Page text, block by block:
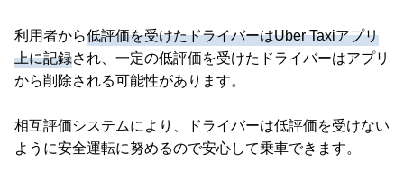
利用者から低評価を受けたドライバーはUber Taxiアプリ
上に記録され、一定の低評価を受けたドライバーはアプリ
から削除される可能性があります。
相互評価システムにより、ドライバーは低評価を受けない
ように安全運転に努めるので安心して乗車できます。